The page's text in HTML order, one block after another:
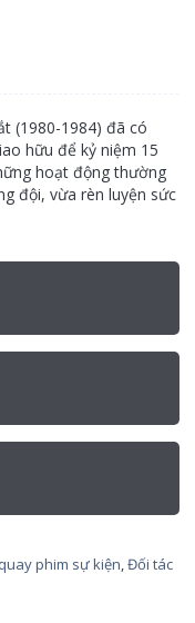
(1980-1984) đã có
hữu để kỷ niệm 15
hoạt động thường
đội, vừa rèn luyện sức
phim sự kiện,Đối tác